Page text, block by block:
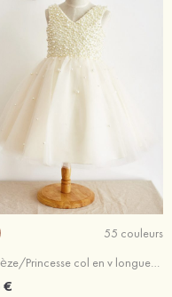
55 couleurs
Trapèze/Princesse col en v longueur genou tulle robe de fille de fleur avec perle
€